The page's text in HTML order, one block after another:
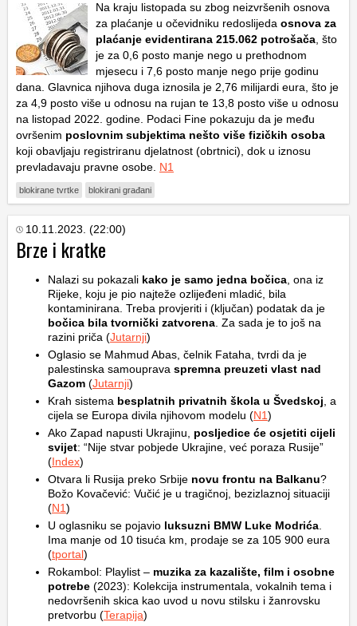
Na kraju listopada su zbog neizvršenih osnova
za plaćanje u očevidniku redoslijeda osnova za
plaćanje evidentirana 215.062 potrošača , što
je za 0,6 posto manje nego u prethodnom
mjesecu i 7,6 posto manje nego prije godinu
dana. Glavnica njihova duga iznosila je 2,76 milijardi eura, što je
za 4,9 posto više u odnosu na rujan te 13,8 posto više u odnosu
na listopad 2022. godine. Podaci Fine pokazuju da je među
ovršenim poslovnim subjektima nešto više fizičkih osoba
koji obavljaju registriranu djelatnost (obrtnici), dok u iznosu
prevladavaju pravne osobe. N1
blokirane tvrtke blokirani građani
10.11.2023. (22:00)
Brze i kratke
Nalazi su pokazali kako je samo jedna bočica , ona iz
Rijeke, koju je pio najteže ozlijeđeni mladić, bila
kontaminirana. Treba provjeriti i (ključan) podatak da je
bočica bila tvornički zatvorena . Za sada je to još na
razini priča (Jutarnji)
Oglasio se Mahmud Abas, čelnik Fataha, tvrdi da je
palestinska samouprava spremna preuzeti vlast nad
Gazom (Jutarnji)
Krah sistema besplatnih privatnih škola u Švedskoj , a
cijela se Europa divila njihovom modelu (N1)
Ako Zapad napusti Ukrajinu, posljedice će osjetiti cijeli
svijet: “Nije stvar pobjede Ukrajine, već poraza Rusije”
(Index)
Otvara li Rusija preko Srbije novu frontu na Balkanu?
Božo Kovačević: Vučić je u tragičnoj, bezizlaznoj situaciji
(N1)
U oglasniku se pojavio luksuzni BMW Luke Modrića
Ima manje od 10 tisuća km, prodaje se za 105 900 eura
(tportal)
Rokambol: Playlist – muzika za kazalište, film i osobne
potrebe (2023): Kolekcija instrumentala, vokalnih tema i
nedovršenih skica kao uvod u novu stilsku i žanrovsku
pretvorbu (Terapija)